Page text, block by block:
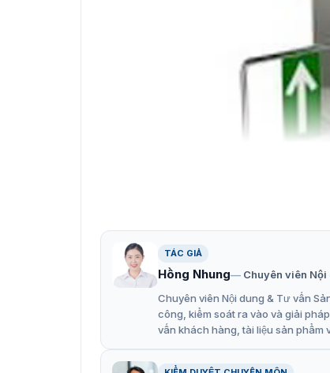
TÁC GIẢ
Hồng Nhung
Chuyên viên Nội
Chuyên viên Nội dung & Tư vấn
công, kiểm soát ra vào và giải
vấn khách hàng, tài liệu sản phẩm